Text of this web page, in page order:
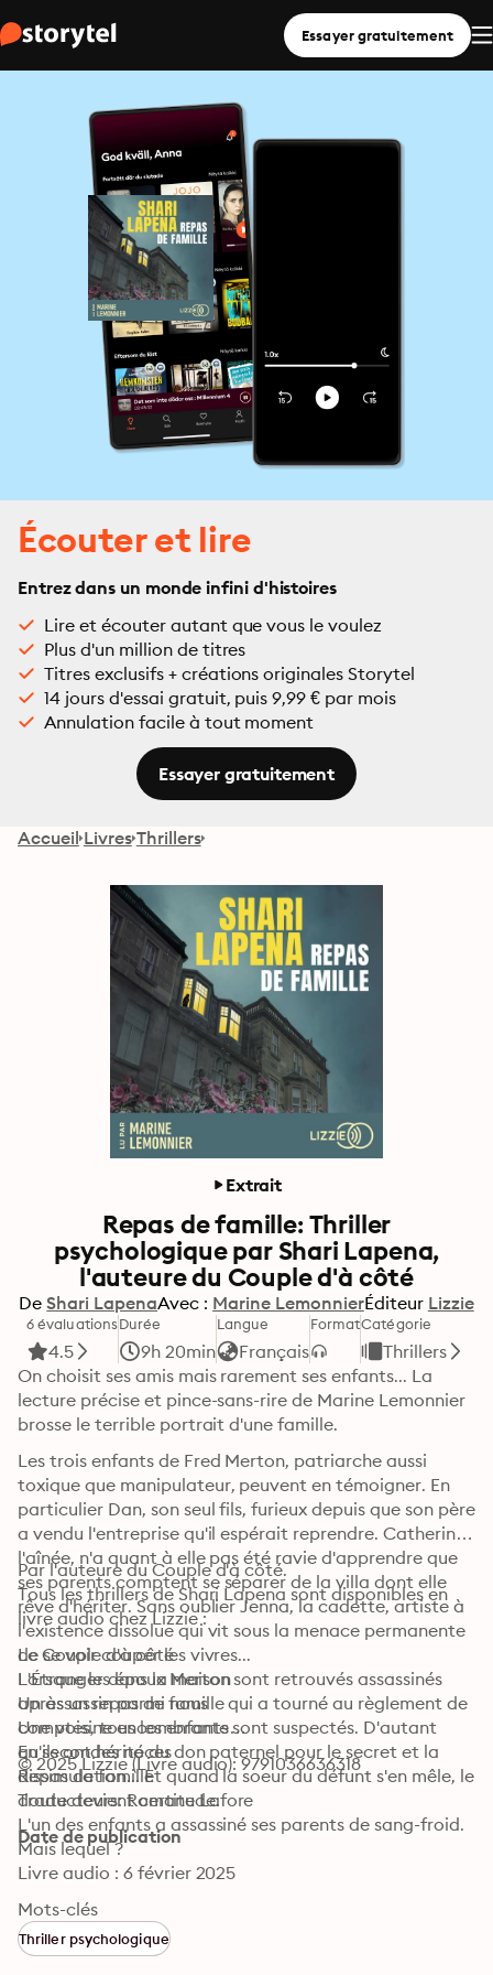
Essayer gratuitement
Écouter et lire
Entrez dans un monde infini d'histoires
Lire et écouter autant que vous le voulez
Plus d'un million de titres
Titres exclusifs + créations originales Storytel
14 jours d'essai gratuit, puis 9,99 € par mois
Annulation facile à tout moment
Essayer gratuitement
Accueil Livres Thrillers
Extrait
Repas de famille: Thriller
psychologique par Shari Lapena,
l'auteure du Couple d'à côté
De Shari LapenaAvec : Marine LemonnierÉditeur Lizzie
6 évaluations
4.5
Durée
9h 20min
Langue
Français
FormatCatégorie
Thrillers
On choisit ses amis mais rarement ses enfants... La
lecture précise et pince-sans-rire de Marine Lemonnier
Les trois enfants de Fred Merton, patriarche aussi
toxique que manipulateur, peuvent en témoigner. En
particulier Dan, son seul fils, furieux depuis que son père
a vendu l'entreprise qu'il espérait reprendre. Catherine,
l'aînée, n'a quant à elle pas été ravie d'apprendre que
ses parents comptent se séparer de la villa dont elle
rêve d'hériter. Sans oublier Jenna, la cadette, artiste à
l'existence dissolue qui vit sous la menace permanente
de se voir couper les vivres...
Lorsque les époux Merton sont retrouvés assassinés
après un repas de famille qui a tourné au règlement de
comptes, tous les enfants sont suspectés. D'autant
qu'ils ont hérité du don paternel pour le secret et la
dissimulation... Et quand la soeur du défunt s'en mêle, le
doute devient certitude.
L'un des enfants a assassiné ses parents de sang-froid.
Mais lequel ?
Par l'auteure du Couple d'à côté.
Tous les thrillers de Shari Lapena sont disponibles en
livre audio chez Lizzie :
Le Couple d'à côté
L'Étranger dans la maison
Un assassin parmi nous
Une voisine encombrante
En secondes noces
Repas de famille
© 2025 Lizzie (Livre audio): 9791036636318
Traducteurs: Romane Lafore
Date de publication
Livre audio : 6 février 2025
Mots-clés
Thriller psychologique